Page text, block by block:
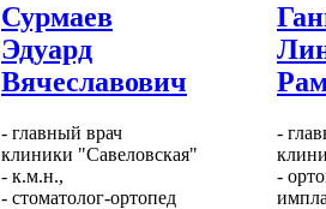
Сурмаев
Эдуард
Вячеславович
- главный врач
клиники "Савеловская"
- к.м.н.,
- стоматолог-ортопед
-
-